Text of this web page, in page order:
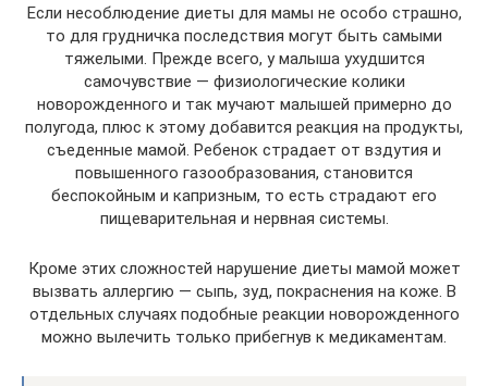
Если несоблюдение диеты для мамы не особо страшно,
то для грудничка последствия могут быть самыми
тяжелыми. Прежде всего, у малыша ухудшится
самочувствие — физиологические колики
новорожденного и так мучают малышей примерно до
полугода, плюс к этому добавится реакция на продукты,
съеденные мамой. Ребенок страдает от вздутия и
повышенного газообразования, становится
беспокойным и капризным, то есть страдают его
пищеварительная и нервная системы.
Кроме этих сложностей нарушение диеты мамой может
вызвать аллергию — сыпь, зуд, покраснения на коже. В
отдельных случаях подобные реакции новорожденного
можно вылечить только прибегнув к медикаментам.